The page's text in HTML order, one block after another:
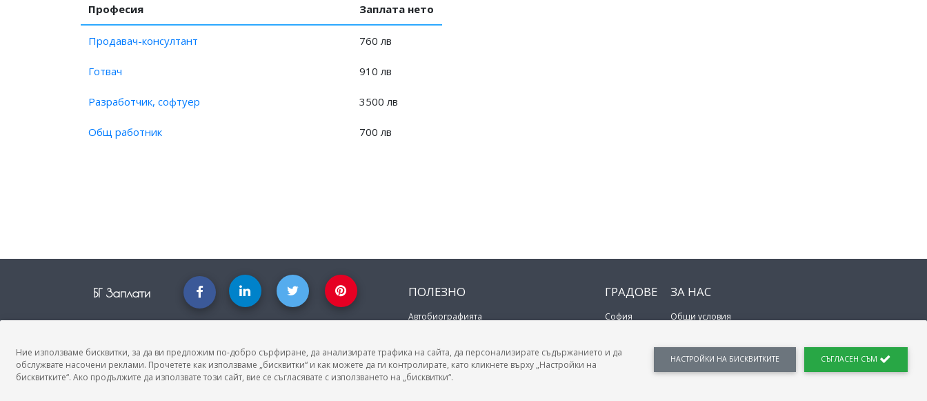
Професия Заплата нето
Продавач-консултант 760 лв
Готвач 910 лв
Разработчик, софтуер 3500 лв
Общ работник 700 лв
БГ Заплати
Новини, законови нормативи, кариерно ориентиране. Списък на всички професии и
трудови характеристики. Минимален облагаем доход. Калкулатор заплата бруто-нето /
нето-бруто. Статистики, развитие на пазара на труда.
ПОЛЕЗНО
Автобиографията
МОД
ГРАДОВЕ
София
Русе
ЗА НАС
Общи условия
Контакти
Ние използваме бисквитки, за да ви предложим по-добро сърфиране, да анализирате трафика на сайта, да персонализирате съдържанието и да
обслужвате насочени реклами. Прочетете как използваме „бисквитки“ и как можете да ги контролирате, като кликнете върху „Настройки на
бисквитките“. Ако продължите да използвате този сайт, вие се съгласявате с използването на „бисквитки“.
НАСТРОЙКИ НА БИСКВИТКИТЕ СЪГЛАСЕН СЪМ